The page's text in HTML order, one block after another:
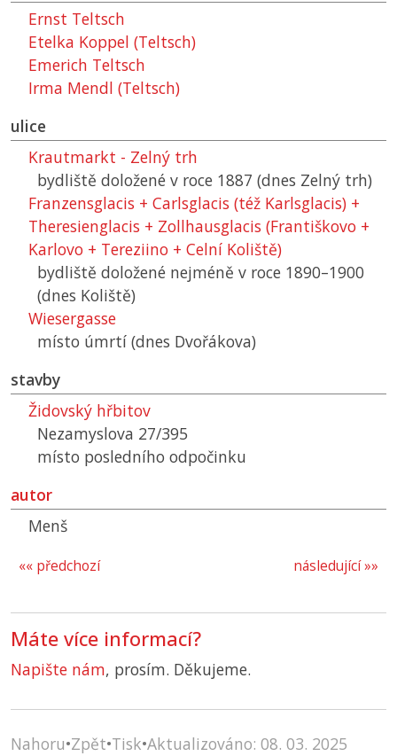
Ernst Teltsch
Etelka Koppel (Teltsch)
Emerich Teltsch
Irma Mendl (Teltsch)
ulice
Krautmarkt - Zelný trh
bydliště doložené v roce 1887 (dnes Zelný trh)
Franzensglacis + Carlsglacis (též Karlsglacis) +
Theresienglacis + Zollhausglacis (Františkovo +
Karlovo + Tereziino + Celní Koliště)
bydliště doložené nejméně v roce 1890–1900
(dnes Koliště)
Wiesergasse
místo úmrtí (dnes Dvořákova)
stavby
Židovský hřbitov
Nezamyslova 27/395
místo posledního odpočinku
autor
Menš
následující »»
«« předchozí
Máte více informací?
Napište nám, prosím. Děkujeme.
Nahoru•Zpět•Tisk•Aktualizováno: 08. 03. 2025